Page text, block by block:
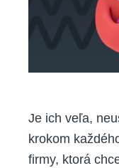
Je ich veľa,
krokom
firmy, ktorá